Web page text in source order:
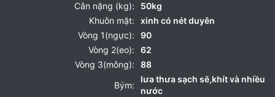
Cân nặng (kg):
50kg
Khuôn mặt:
xinh có nét duyên
Vòng 1(ngực):
90
Vòng 2(eo):
62
Vòng 3(mông):
88
Bým:
lưa thưa sạch sẽ,khít và nhiều
nước